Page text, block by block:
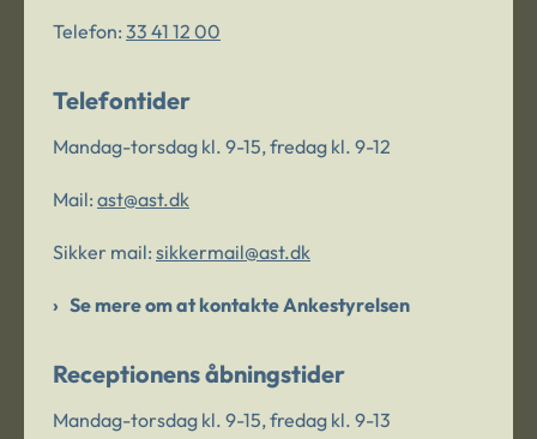
Telefon: 33 41 12 00
Telefontider
Mandag-torsdag kl. 9-15, fredag kl. 9-12
Mail: ast@ast.dk
Sikker mail: sikkermail@ast.dk
Se mere om at kontakte Ankestyrelsen
Receptionens åbningstider
Mandag-torsdag kl. 9-15, fredag kl. 9-13